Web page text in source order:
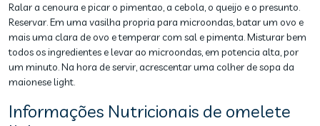
Ralar a cenoura e picar o pimentao, a cebola, o queijo e o presunto.
Reservar. Em uma vasilha propria para microondas, batar um ovo e
mais uma clara de ovo e temperar com sal e pimenta. Misturar bem
todos os ingredientes e levar ao microondas, em potencia alta, por
um minuto. Na hora de servir, acrescentar uma colher de sopa da
maionese light.
Informações Nutricionais de omelete